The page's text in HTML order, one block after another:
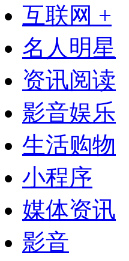
互联网 +
名人明星
资讯阅读
影音娱乐
生活购物
小程序
媒体资讯
影音